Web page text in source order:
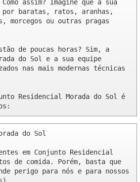
assim? Imagine que a sua
por baratas, ratos, aranhas,
morcegos ou outras pragas
de poucas horas? Sim, a
do Sol e a sua equipe
nas mais modernas técnicas
Residencial Morada do Sol é
do Sol
em Conjunto Residencial
de comida. Porém, basta que
perigo para nós e para nossos